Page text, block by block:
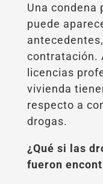
Una condena
puede
contratación.
licencias
vivienda
respecto a
drogas.
¿Qué si las
fueron